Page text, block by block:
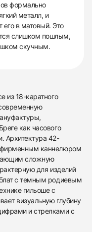
формально
металл, и
его в матовый. Это
слишком пошлым,
скучным.
из 18-каратного
как часового
Архитектура 42-
фирменным каннелюром
сложную
для изделий
с темным родиевым
гильоше с
визуальную глубину
и стрелками с